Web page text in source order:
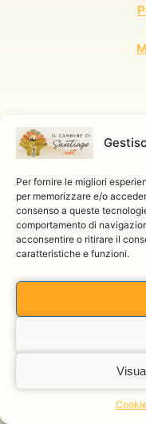
Per fornire le migliori
per memorizzare e/o
consenso a queste
comportamento di
acconsentire o ritirare il
caratteristiche e funzioni.
Questo sito e il relativo blog
quanto vengono
rientrando tra i prodotti
© 2026